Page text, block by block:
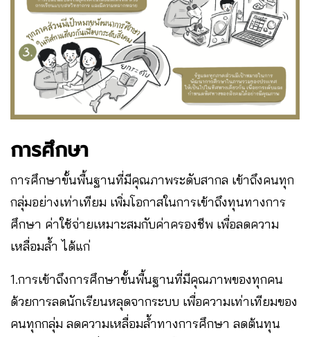
การศึกษา
การศึกษาขั้นพื้นฐานที่มีคุณภาพระดับสากล เข้าถึงคนทุก
กลุ่มอย่างเท่าเทียม เพิ่มโอกาสในการเข้าถึงทุนทางการ
ศึกษา ค่าใช้จ่ายเหมาะสมกับค่าครองชีพ เพื่อลดความ
เหลื่อมล้ำ ได้แก่
1.การเข้าถึงการศึกษาขั้นพื้นฐานที่มีคุณภาพของทุกคน
ด้วยการลดนักเรียนหลุดจากระบบ เพื่อความเท่าเทียมของ
คนทุกกลุ่ม ลดความเหลื่อมล้ำทางการศึกษา ลดต้นทุน